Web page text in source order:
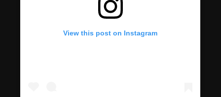
View this post on Instagram